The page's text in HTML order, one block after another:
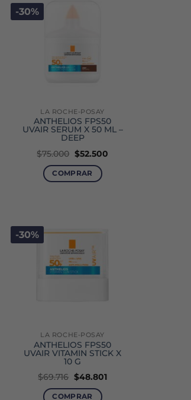
-30%
LA ROCHE-POSAY
ANTHELIOS FPS50
UVAIR SERUM X 50 ML –
DEEP
$75.000 El
precio
original
era:
$52.500El
COMPRAR
-30%
LA ROCHE-POSAY
ANTHELIOS FPS50
UVAIR VITAMIN STICK X
10 G
$69.716 El
original
$48.801El
COMPRAR